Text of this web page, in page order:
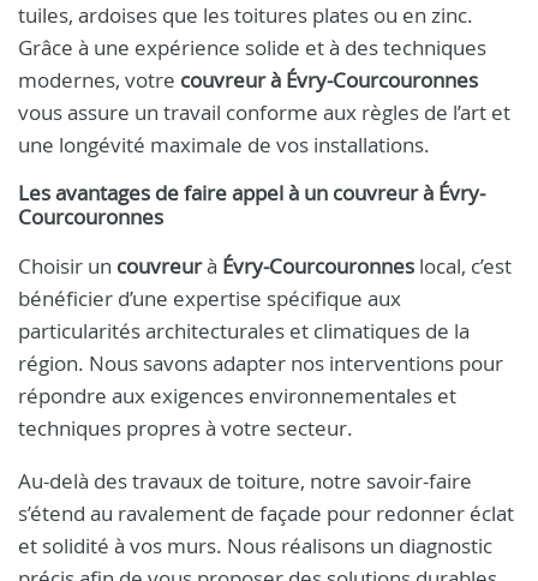
tuiles, ardoises que les toitures plates ou en zinc.
Grâce à une expérience solide et à des techniques
modernes, votre couvreur à Évry-Courcouronnes
vous assure un travail conforme aux règles de l’art et
une longévité maximale de vos installations.
Les avantages de faire appel à un couvreurà Évry-
Courcouronnes
Choisir un couvreurà Évry-Courcouronnes local, c’est
bénéficier d’une expertise spécifique aux
particularités architecturales et climatiques de la
région. Nous savons adapter nos interventions pour
répondre aux exigences environnementales et
techniques propres à votre secteur.
Au-delà des travaux de toiture, notre savoir-faire
s’étend au ravalement de façade pour redonner éclat
et solidité à vos murs. Nous réalisons un diagnostic